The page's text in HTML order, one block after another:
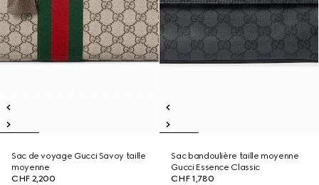
Sac de voyage Gucci Savoy taille
moyenne
CHF 2,200
Sac bandoulière taille moyenne
Gucci Essence Classic
CHF 1,780